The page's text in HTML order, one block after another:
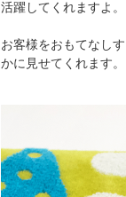
活躍してくれますよ。
お客様をおもてなし
かに見せてくれます。